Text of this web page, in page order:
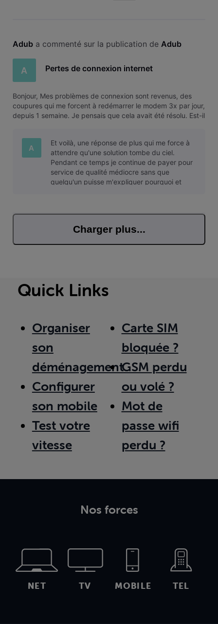
Adub a commenté sur la publication de Adub
A Pertes de connexion internet
Bonjour, Mes problèmes de connexion sont revenus, des
coupures qui me forcent à redémarrer le modem 3x par jour,
depuis 1 semaine. Je pensais que cela avait été résolu. Est-il
A
Et voilà, une réponse de plus qui me force à
attendre qu'une solution tombe du ciel.
Pendant ce temps je continue de payer pour
service de qualité médiocre sans que
quelqu'un puisse m'expliquer pourquoi et
Charger plus...
Quick Links
Organiser
son
déménagement
Configurer
son mobile
Test votre
vitesse
Carte SIM
bloquée ?
GSM perdu
ou volé ?
Mot de
passe wifi
perdu ?
Nos forces
NET TV MOBILE TEL